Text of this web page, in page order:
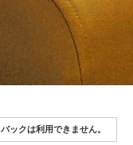
バックは利用できません。